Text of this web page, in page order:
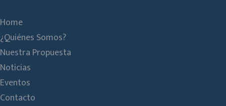
Home
¿Quiénes Somos?
Nuestra Propuesta
Noticias
Eventos
Contacto